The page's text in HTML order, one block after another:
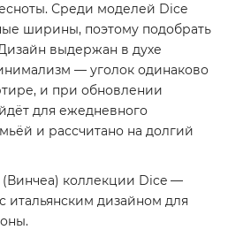
Среди моделей Dice
ширины, поэтому подобрать
выдержан в духе
— уголок одинаково
и при обновлении
для ежедневного
и рассчитано на долгий
коллекции Dice —
итальянским дизайном для